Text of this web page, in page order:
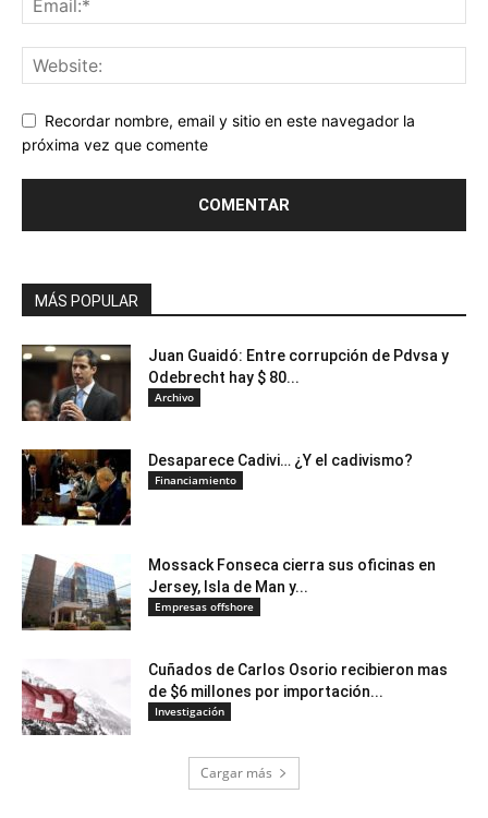
Recordar nombre, email y sitio en este navegador la
próxima vez que comente
MÁS POPULAR
Juan Guaidó: Entre corrupción de Pdvsa y
Odebrecht hay $ 80...
Archivo
Desaparece Cadivi… ¿Y el cadivismo?
Financiamiento
Mossack Fonseca cierra sus oficinas en
Jersey, Isla de Man y...
Empresas offshore
Cuñados de Carlos Osorio recibieron mas
de $6 millones por importación...
Investigación
Cargar más